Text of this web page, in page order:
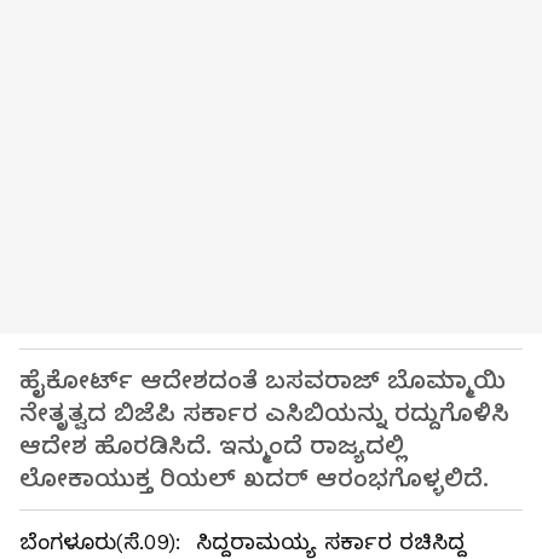
ಹೈಕೋರ್ಟ್ ಆದೇಶದಂತೆ ಬಸವರಾಜ್ ಬೊಮ್ಮಾಯಿ
ನೇತೃತ್ವದ ಬಿಜೆಪಿ ಸರ್ಕಾರ ಎಸಿಬಿಯನ್ನು ರದ್ದುಗೊಳಿಸಿ
ಆದೇಶ ಹೊರಡಿಸಿದೆ. ಇನ್ಮುಂದೆ ರಾಜ್ಯದಲ್ಲಿ
ಲೋಕಾಯುಕ್ತ ರಿಯಲ್ ಖದರ್ ಆರಂಭಗೊಳ್ಳಲಿದೆ.
ಬೆಂಗಳೂರು(ಸೆ.09): ಸಿದ್ದರಾಮಯ್ಯ ಸರ್ಕಾರ ರಚಿಸಿದ್ದ